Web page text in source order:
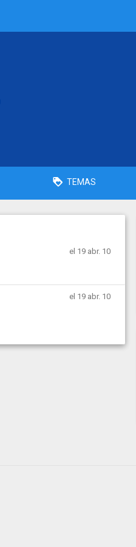
TEMAS
el 19 abr. 10
el 19 abr. 10